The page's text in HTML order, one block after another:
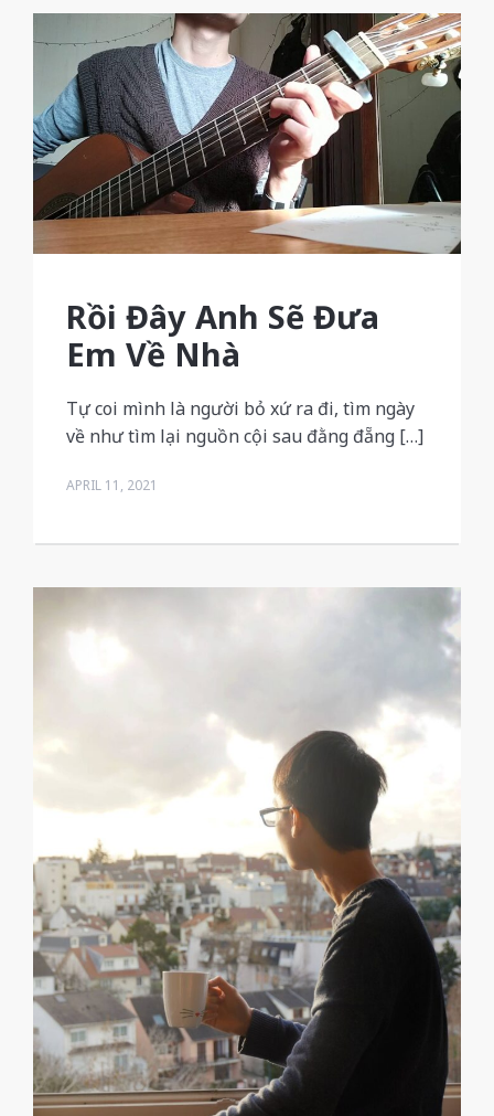
Rồi Đây Anh Sẽ Đưa
Em Về Nhà
Tự coi mình là người bỏ xứ ra đi, tìm ngày
về như tìm lại nguồn cội sau đằng đẵng […]
APRIL 11, 2021